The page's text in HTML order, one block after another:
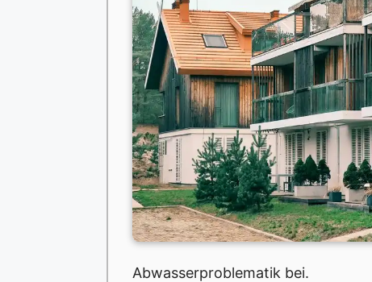
Abwasserproblematik bei.